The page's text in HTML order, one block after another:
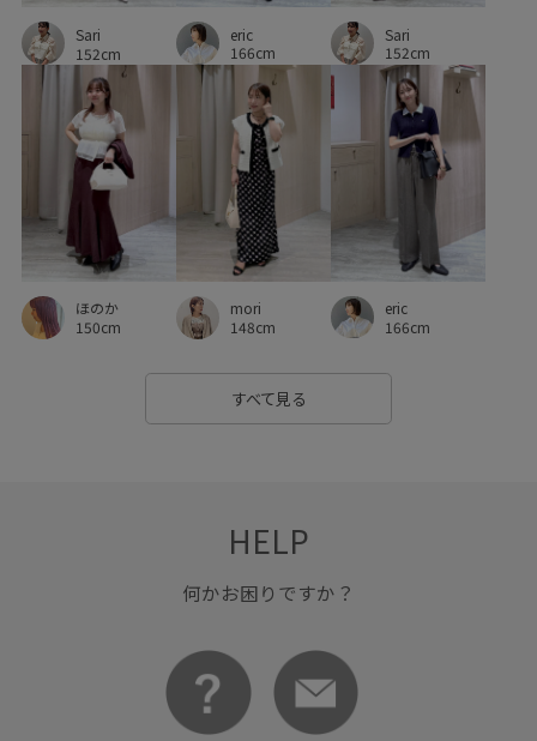
ピンタック フェミニン ブレスレット
ベルト ベーシック ボリューム感 ポリエステル
ポーチ マニッシュ モチーフ
ワイドパンツ ワンピース ヴィンテージ
ヴィンテージ感 伸縮性 冷んやり 取り外し可能
合わせやすい 履きやすい 抜け感 接触冷感
普段使いも出来る 洗濯OK 洗濯機で洗える
着脱しやすい 程よいボリューム
美easy 美easy_linen_ALL
Sari
152cm
eric
166cm
Sari
152cm
ほのか
150cm
mori
148cm
eric
166cm
すべて見る
HELP
何かお困りですか？